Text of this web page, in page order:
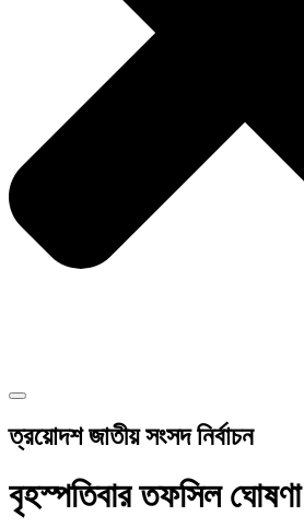
ত্রয়োদশ জাতীয় সংসদ নির্বাচন
বৃহস্পতিবার তফসিল ঘোষণা